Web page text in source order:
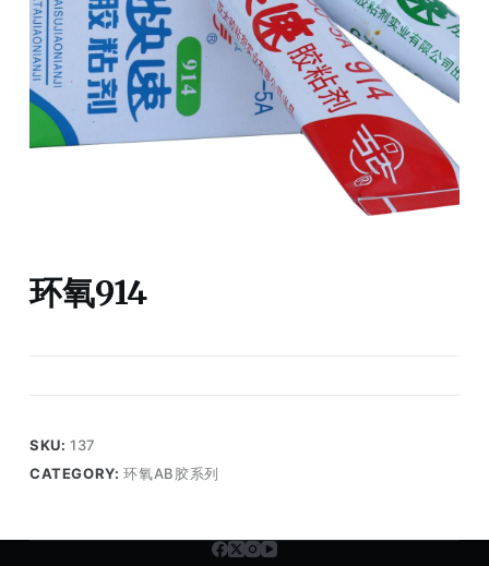
环氧914
SKU:137
CATEGORY:环氧AB胶系列